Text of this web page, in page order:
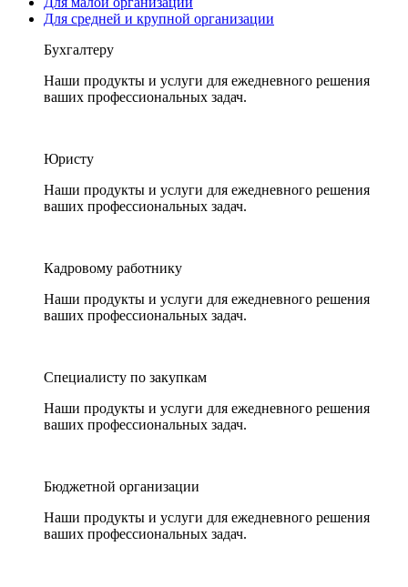
Для средней и крупной организации
Бухгалтеру
Наши продукты и услуги для ежедневного решения
ваших профессиональных задач.
Юристу
Наши продукты и услуги для ежедневного решения
ваших профессиональных задач.
Кадровому работнику
Наши продукты и услуги для ежедневного решения
ваших профессиональных задач.
Специалисту по закупкам
Наши продукты и услуги для ежедневного решения
ваших профессиональных задач.
Бюджетной организации
Наши продукты и услуги для ежедневного решения
ваших профессиональных задач.